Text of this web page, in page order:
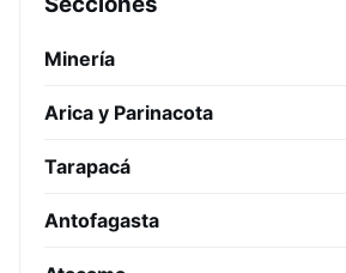
Minería
Arica y Parinacota
Tarapacá
Antofagasta